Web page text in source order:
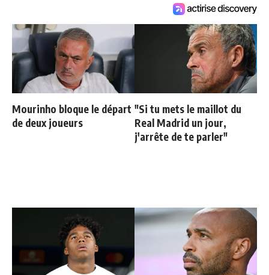
Mourinho bloque le départ
de deux joueurs
"Si tu mets le maillot du
Real Madrid un jour,
j'arrête de te parler"